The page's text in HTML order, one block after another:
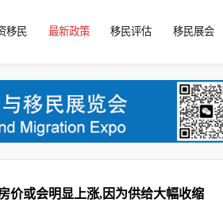
移民 最新政策 移民评估 移民展会
价或会明显上涨,因为供给大幅收缩